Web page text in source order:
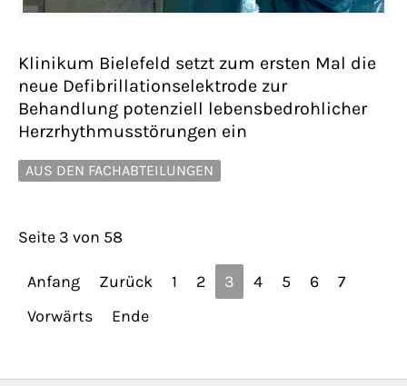
Klinikum Bielefeld setzt zum ersten Mal die
neue Defibrillationselektrode zur
Behandlung potenziell lebensbedrohlicher
Herzrhythmusstörungen ein
AUS DEN FACHABTEILUNGEN
Seite 3 von 58
Anfang Zurück 1 2 3 4 5 6
7
Vorwärts
Ende